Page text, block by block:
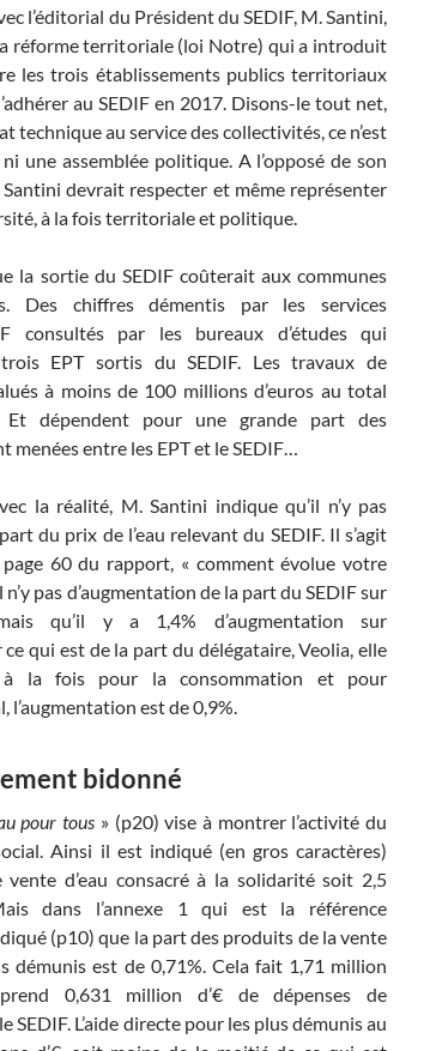
l’éditorial du Président du SEDIF, M. Santini,
réforme territoriale (loi Notre) qui a introduit
les trois établissements publics territoriaux
au SEDIF en 2017. Disons-le tout net,
technique au service des collectivités, ce n’est
une assemblée politique. A l’opposé de son
devrait respecter et même représenter
à la fois territoriale et politique.
la sortie du SEDIF coûterait aux communes
Des chiffres démentis par les services
consultés par les bureaux d’études qui
EPT sortis du SEDIF. Les travaux de
à moins de 100 millions d’euros au total
dépendent pour une grande part des
menées entre les EPT et le SEDIF…
la réalité, M. Santini indique qu’il n’y pas
du prix de l’eau relevant du SEDIF. Il s’agit
page 60 du rapport, « comment évolue votre
pas d’augmentation de la part du SEDIF sur
qu’il y a 1,4% d’augmentation sur
ce qui est de la part du délégataire, Veolia, elle
à la fois pour la consommation et pour
l’augmentation est de 0,9%.
bidonné
pour tous » (p20) vise à montrer l’activité du
Ainsi il est indiqué (en gros caractères)
vente d’eau consacré à la solidarité soit 2,5
dans l’annexe 1 qui est la référence
(p10) que la part des produits de la vente
démunis est de 0,71%. Cela fait 1,71 million
0,631 million d’€ de dépenses de
L’aide directe pour les plus démunis au